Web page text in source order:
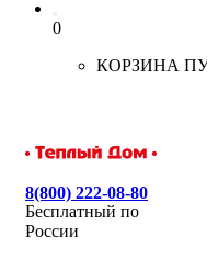
0
КОРЗИНА
8(800) 222-08-80
Бесплатный по
России